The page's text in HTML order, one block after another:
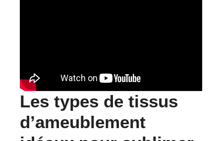
Les types de tissus
d’ameublement